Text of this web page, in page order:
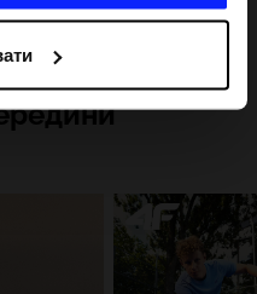
можемо ділитися
відображення
аналітики,
рішень, які
соціальні
можна знайти в нашій
та в розділі «Деталі».